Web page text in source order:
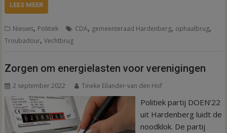
LEES MEER
Nieuws, Politiek CDA, gemeenteraad Hardenberg, ophaalbrug,
Troubadour,Vechtbrug
Zorgen om energielasten voor verenigingen
2 september 2022 Tineke Eilander-van den Hof
Politiek partij DOEN’22
uit Hardenberg luidt de
noodklok. De partij